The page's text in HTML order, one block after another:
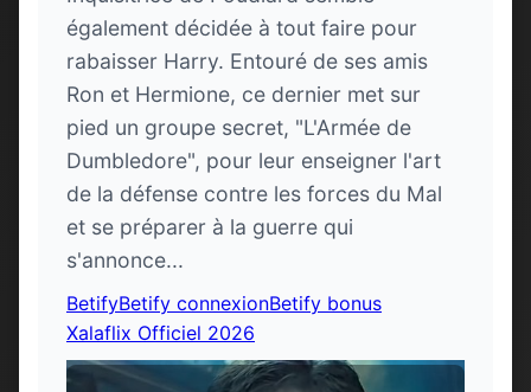
également décidée à tout faire pour
rabaisser Harry. Entouré de ses amis
Ron et Hermione, ce dernier met sur
pied un groupe secret, "L'Armée de
Dumbledore", pour leur enseigner l'art
de la défense contre les forces du Mal
et se préparer à la guerre qui
s'annonce...
BetifyBetify connexionBetify bonus
Xalaflix Officiel 2026